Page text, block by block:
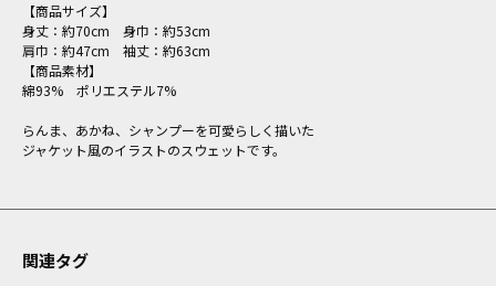
【商品サイズ】
身丈：約70cm 身巾：約53cm
肩巾：約47cm 袖丈：約63cm
【商品素材】
綿93% ポリエステル7%
らんま、あかね、シャンプーを可愛らしく描いた
ジャケット風のイラストのスウェットです。
関連タグ